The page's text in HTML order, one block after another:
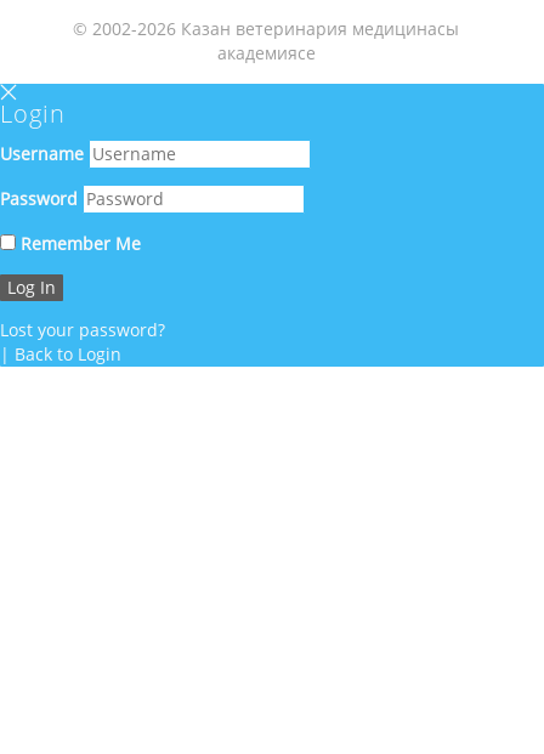
© 2002-2026 Казан ветеринария медицинасы
академиясе
Login
Username
Password
Remember Me
Lost your password?
| Back to Login